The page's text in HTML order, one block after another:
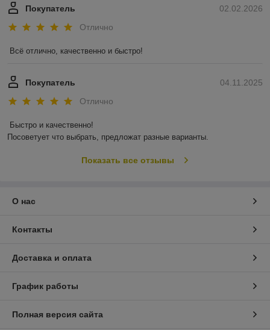
02.02.2026
Покупатель
Отлично
Всё отлично, качественно и быстро!
04.11.2025
Покупатель
Отлично
Быстро и качественно!
Посоветует что выбрать, предложат разные варианты.
Показать все отзывы
О нас
Контакты
Доставка и оплата
График работы
Полная версия сайта